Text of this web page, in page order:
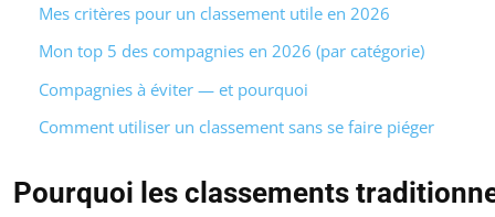
Mes critères pour un classement utile en 2026
Mon top 5 des compagnies en 2026 (par catégorie)
Compagnies à éviter — et pourquoi
Comment utiliser un classement sans se faire piéger
Pourquoi les classements